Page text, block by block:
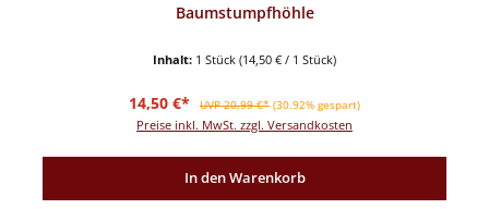
Baumstumpfhöhle
Inhalt: 1 Stück (14,50 € / 1 Stück)
Verkaufspreis:
14,50 €* Regulärer Preis:
UVP 20,99 €* (30.92% gespart)
Preise inkl. MwSt. zzgl. Versandkosten
In den Warenkorb